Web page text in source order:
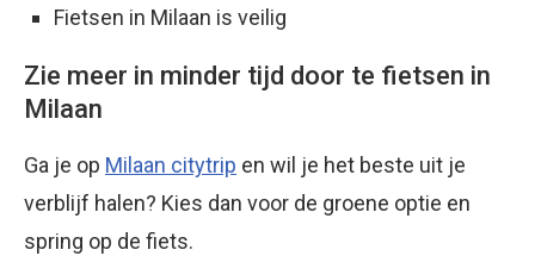
Fietsen in Milaan is veilig
Zie meer in minder tijd door te fietsen in
Milaan
Ga je op Milaan citytrip en wil je het beste uit je
verblijf halen? Kies dan voor de groene optie en
spring op de fiets.